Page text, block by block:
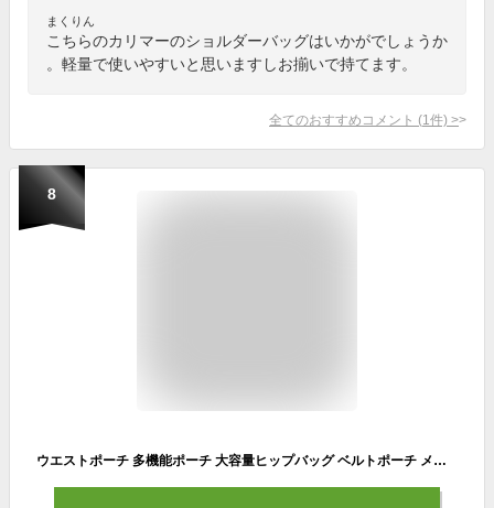
まくりん
こちらのカリマーのショルダーバッグはいかがでしょうか
。軽量で使いやすいと思いますしお揃いで持てます。
全てのおすすめコメント (1 件) >
8
ウエストポーチ 多機能ポーチ 大容量ヒップバッグ ベルトポーチ メンズ マルチポーチ マルチケース スマホ ベルトポーチ カラビナ付き 釣り 旅行 アウトドア フィッシング 登山 スポーツ (ブラック2)